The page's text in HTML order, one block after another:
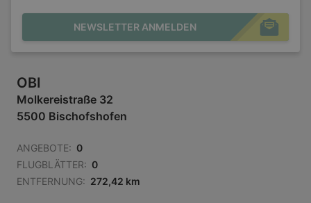
NEWSLETTER ANMELDEN
OBI
Molkereistraße 32
5500 Bischofshofen
ANGEBOTE: 0
FLUGBLÄTTER: 0
ENTFERNUNG: 272,42 km